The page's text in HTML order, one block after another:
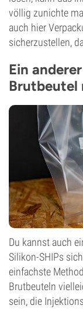
völlig zunichte
auch hier
sicherzustellen,
Ein
Brutbeutel
Du kannst auch
Silikon-SHIPs
einfachste
Brutbeuteln
sein, die